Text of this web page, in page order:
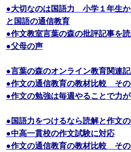
●大切なのは国語力 小学１年生
と国語の通信教育
●作文教室言葉の森の批評記事を
●父母の声
●言葉の森のオンライン教育関連
●作文の通信教育の教材比較 その
●作文の勉強は毎週やることで力が
●国語力をつけるなら読解と作文
●中高一貫校の作文試験に対応
●作文の通信教育の教材比較 その